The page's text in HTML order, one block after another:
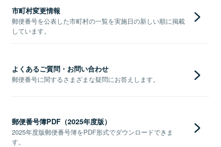
市町村変更情報
郵便番号を公表した市町村の一覧を実施日の新しい順に掲載
しています。
よくあるご質問・お問い合わせ
郵便番号に関するさまざまな疑問にお答えします。
郵便番号簿PDF（2025年度版）
2025年度版郵便番号簿をPDF形式でダウンロードできま
す。